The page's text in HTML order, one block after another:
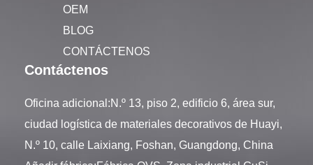
OEM
BLOG
CONTÁCTENOS
Contáctenos
Oficina adicional:N.º 13, piso 2, edificio 6, área sur,
ciudad logística de materiales decorativos de Huayi,
N.º 10, calle Laixiang, Foshan, Guangdong, China